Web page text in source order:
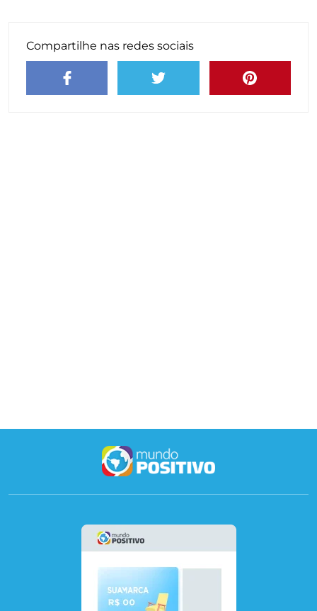
Compartilhe nas redes sociais